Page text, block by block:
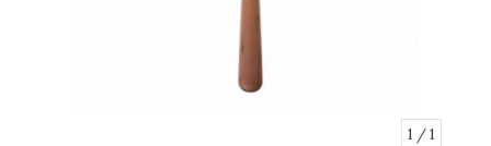
1 / 1